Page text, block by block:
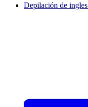
Depilación de ingles